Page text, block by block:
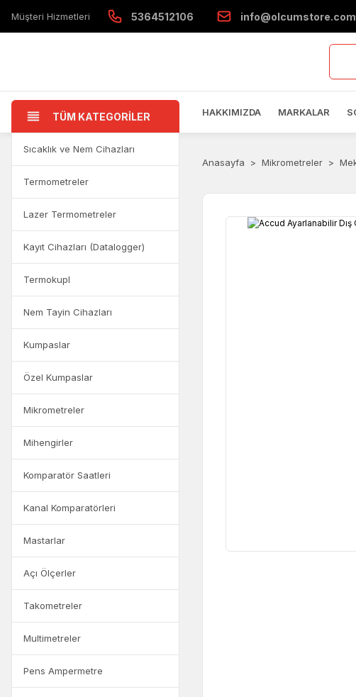
Müşteri Hizmetleri 5364512106 info@olcumstore.com
TÜM KATEGORİLER HAKKIMIZDA MARKALAR
Sıcaklık ve Nem Cihazları
Termometreler
Lazer Termometreler
Kayıt Cihazları (Datalogger)
Termokupl
Nem Tayin Cihazları
Kumpaslar
Özel Kumpaslar
Mikrometreler
Mihengirler
Komparatör Saatleri
Kanal Komparatörleri
Mastarlar
Açı Ölçerler
Takometreler
Multimetreler
Pens Ampermetre
Anasayfa Mikrometreler